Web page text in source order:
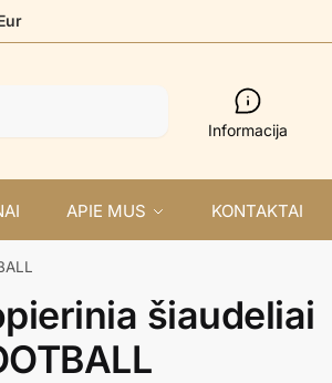
Informacija
APIE MUS KONTAKTAI
šiaudeliai